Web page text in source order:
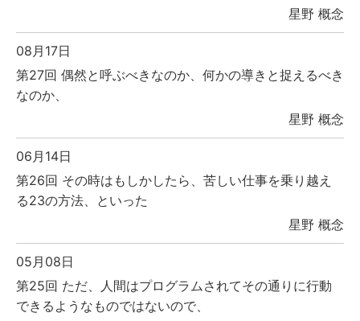
星野 概念
08月17日
第27回 偶然と呼ぶべきなのか、何かの導きと捉えるべき
なのか、
星野 概念
06月14日
第26回 その時はもしかしたら、苦しい仕事を乗り越え
る23の方法、といった
星野 概念
05月08日
第25回 ただ、人間はプログラムされてその通りに行動
できるようなものではないので、